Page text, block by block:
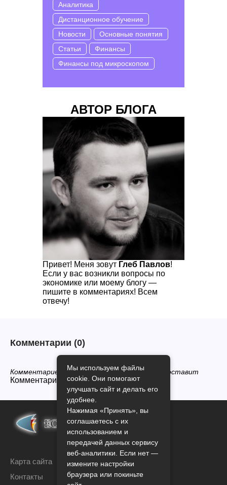
Аналитика
Дистанционное обучение
Новости
Основные понятия
Статьи
Финансы
Финансы под микроскопом
АВТОР БЛОГА
Привет! Меня зовут Глеб Павлов!
Если у вас возникли вопросы по
экономике или моему блогу —
пишите в комментариях! Всем
отвечу!
Комментарии (0)
Комментариев нет, будьте первым кто его оставит
Комментарии закрыты.
Карта сайта
Контакты
Мы используем файлы
cookie. Они помогают
улучшать сайт и делать его
удобнее.
Нажимая «Принять», вы
соглашаетесь с их
использованием и
передачей данных сервису
веб-аналитики. Если нет —
измените настройки
браузера или покиньте